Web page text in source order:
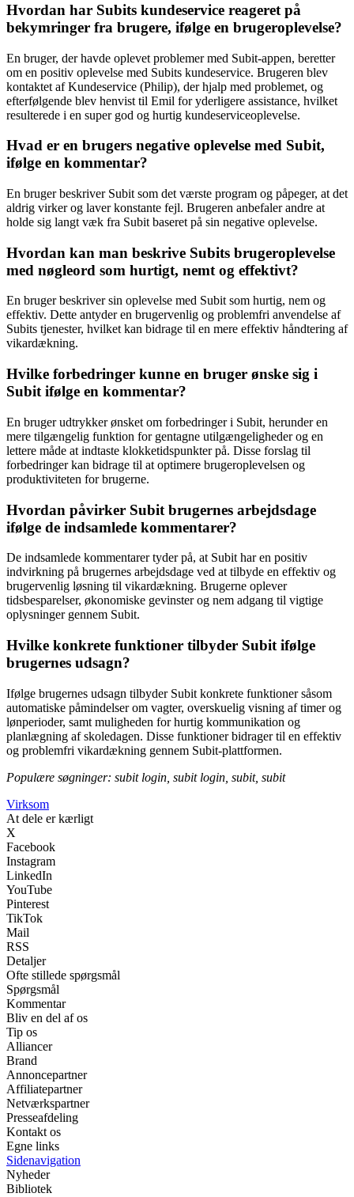
Hvordan har Subits kundeservice reageret på
bekymringer fra brugere, ifølge en brugeroplevelse?
En bruger, der havde oplevet problemer med Subit-appen, beretter
om en positiv oplevelse med Subits kundeservice. Brugeren blev
kontaktet af Kundeservice (Philip), der hjalp med problemet, og
efterfølgende blev henvist til Emil for yderligere assistance, hvilket
resulterede i en super god og hurtig kundeserviceoplevelse.
Hvad er en brugers negative oplevelse med Subit,
ifølge en kommentar?
En bruger beskriver Subit som det værste program og påpeger, at det
aldrig virker og laver konstante fejl. Brugeren anbefaler andre at
holde sig langt væk fra Subit baseret på sin negative oplevelse.
Hvordan kan man beskrive Subits brugeroplevelse
med nøgleord som hurtigt, nemt og effektivt?
En bruger beskriver sin oplevelse med Subit som hurtig, nem og
effektiv. Dette antyder en brugervenlig og problemfri anvendelse af
Subits tjenester, hvilket kan bidrage til en mere effektiv håndtering af
vikardækning.
Hvilke forbedringer kunne en bruger ønske sig i
Subit ifølge en kommentar?
En bruger udtrykker ønsket om forbedringer i Subit, herunder en
mere tilgængelig funktion for gentagne utilgængeligheder og en
lettere måde at indtaste klokketidspunkter på. Disse forslag til
forbedringer kan bidrage til at optimere brugeroplevelsen og
produktiviteten for brugerne.
Hvordan påvirker Subit brugernes arbejdsdage
ifølge de indsamlede kommentarer?
De indsamlede kommentarer tyder på, at Subit har en positiv
indvirkning på brugernes arbejdsdage ved at tilbyde en effektiv og
brugervenlig løsning til vikardækning. Brugerne oplever
tidsbesparelser, økonomiske gevinster og nem adgang til vigtige
oplysninger gennem Subit.
Hvilke konkrete funktioner tilbyder Subit ifølge
brugernes udsagn?
Ifølge brugernes udsagn tilbyder Subit konkrete funktioner såsom
automatiske påmindelser om vagter, overskuelig visning af timer og
lønperioder, samt muligheden for hurtig kommunikation og
planlægning af skoledagen. Disse funktioner bidrager til en effektiv
og problemfri vikardækning gennem Subit-plattformen.
Populære søgninger: subit login, subit login, subit, subit
Virksom
At dele er kærligt
X
Facebook
Instagram
LinkedIn
YouTube
Pinterest
TikTok
Mail
RSS
Detaljer
Ofte stillede spørgsmål
Spørgsmål
Kommentar
Bliv en del af os
Tip os
Alliancer
Brand
Annoncepartner
Affiliatepartner
Netværkspartner
Presseafdeling
Kontakt os
Egne links
Sidenavigation
Nyheder
Bibliotek